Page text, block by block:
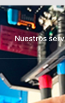
Nuestros